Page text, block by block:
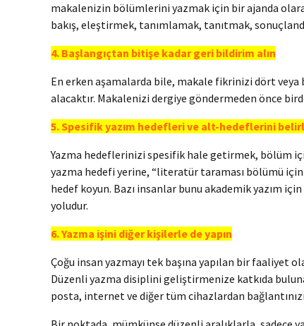
makalenizin bölümlerini yazmak için bir ajanda
bakış, eleştirmek, tanımlamak, tanıtmak,
4. Başlangıçtan bitişe kadar geri bildirim alın
En erken aşamalarda bile, makale fikrinizi dört veya
alacaktır. Makalenizi dergiye göndermeden önce
5. Spesifik yazım hedefleri ve alt-hedeflerini
Yazma hedeflerinizi spesifik hale getirmek, bölüm
yazma hedefi yerine, “literatür taraması bölümü
hedef koyun. Bazı insanlar bunu akademik yazım
yoludur.
6. Yazma işini diğer kişilerle de yapın
Çoğu insan yazmayı tek başına yapılan bir faaliyet
Düzenli yazma disiplini geliştirmenize katkıda
posta, internet ve diğer tüm cihazlardan